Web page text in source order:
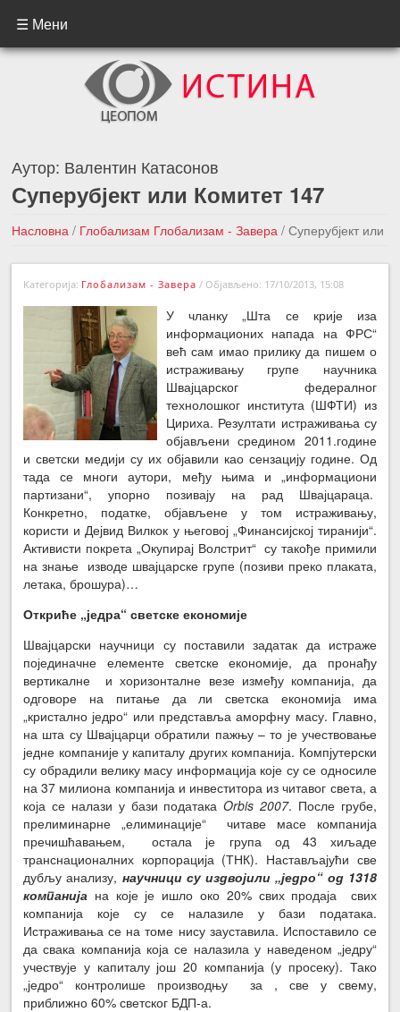
☰ Мени
Аутор: Валентин Катасонов
Суперубјект или Комитет 147
Насловна / Глобализам Глобализам - Завера / Суперубјект или
Комитет 147
←Претходна вест
Следећа вест →
Категорија: Глобализам - Завера / Објављено: 17/10/2013, 15:08
У чланку „Шта се крије иза
информационих напада на ФРС“
већ сам имао прилику да пишем о
истраживању групе научника
Швајцарског федералног
технолошког института (ШФТИ) из
Цириха. Резултати истраживања су
објављени средином 2011.године
и светски медији су их објавили као сензацију године. Од
тада се многи аутори, међу њима и „информациони
партизани“, упорно позивају на рад Швајцараца.
Конкретно, податке, објављене у том истраживању,
користи и Дејвид Вилкок у његовој „Финансијској тиранији“.
Активисти покрета „Окупирај Волстрит“ су такође примили
на знање изводе швајцарске групе (позиви преко плаката,
летака, брошура)…
Откриће „једра“ светске економије
Швајцарски научници су поставили задатак да истраже
појединачне елементе светске економије, да пронађу
вертикалне и хоризонталне везе између компанија, да
одговоре на питање да ли светска економија има
„кристално једро“ или представља аморфну масу. Главно,
на шта су Швајцарци обратили пажњу – то је учествовање
једне компаније у капиталу других компанија. Компјутерски
су обрадили велику масу информација које су се односиле
на 37 милиона компанија и инвеститора из читавог света, а
која се налази у бази податакаOrbis 2007. После грубе,
прелиминарне „елиминације“ читаве масе компанија
пречишћавањем, остала је група од 43 хиљаде
транснационалних корпорација (ТНК). Настављајући све
дубљу анализу, научници су издвојили „једро“ од 1318
компанија на које је ишло око 20% свих продаја свих
компанија које су се налазиле у бази података.
Истраживања се на томе нису зауставила. Испоставило се
да свака компанија која се налазила у наведеном „једру“
учествује у капиталу још 20 компанија (у просеку). Тако
„једро“ контролише производњу за , све у свему,
приближно 60% светског БДП-а.